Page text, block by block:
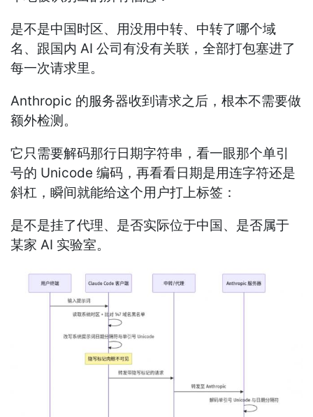
是不是中国时区、用没用中转、中转了哪个域
名、跟国内 AI 公司有没有关联，全部打包塞进了
每一次请求里。
Anthropic 的服务器收到请求之后，根本不需要做
额外检测。
它只需要解码那行日期字符串，看一眼那个单引
号的 Unicode 编码，再看看日期是用连字符还是
斜杠，瞬间就能给这个用户打上标签：
是不是挂了代理、是否实际位于中国、是否属于
某家 AI 实验室。